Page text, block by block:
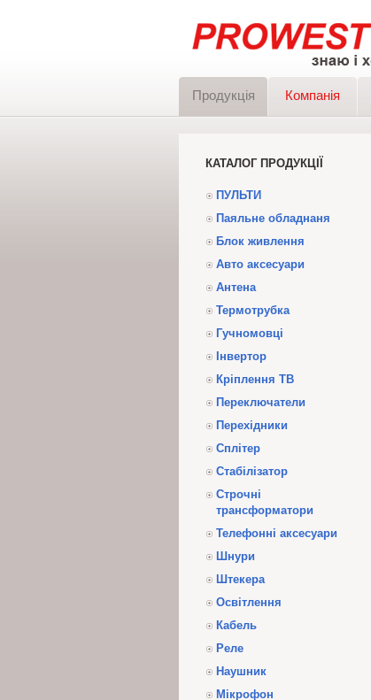
Продукція Компанія
КАТАЛОГ ПРОДУКЦІЇ
ПУЛЬТИ
Паяльне обладнаня
Блок живлення
Авто аксесуари
Антена
Термотрубка
Гучномовці
Інвертор
Кріплення ТВ
Переключатели
Перехідники
Сплітер
Стабілізатор
Строчні
трансформатори
Телефонні аксесуари
Шнури
Штекера
Освітлення
Кабель
Реле
Наушник
Мікрофон